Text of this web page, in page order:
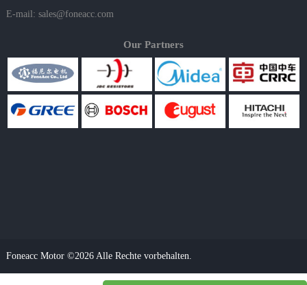
E-mail: sales@foneacc.com
Our Partners
Foneacc Motor ©2026 Alle Rechte vorbehalten.